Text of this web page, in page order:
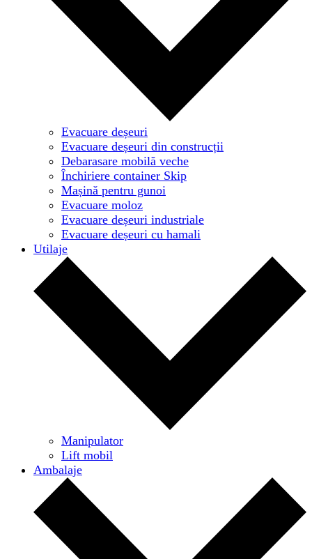
Evacuare deșeuri
Evacuare deșeuri din construcții
Debarasare mobilă veche
Închiriere container Skip
Mașină pentru gunoi
Evacuare moloz
Evacuare deșeuri industriale
Evacuare deșeuri cu hamali
Utilaje
Manipulator
Lift mobil
Ambalaje